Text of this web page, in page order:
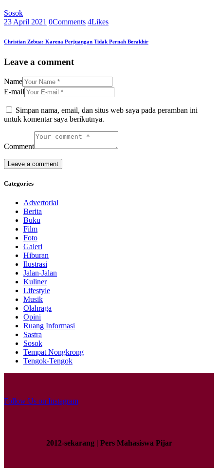
Sosok
23 April 2021 0Comments 4Likes
Christian Zebua: Karena Perjuangan Tidak Pernah Berakhir
Leave a comment
Name
E-mail
Simpan nama, email, dan situs web saya pada peramban ini
untuk komentar saya berikutnya.
Comment
Categories
Advertorial
Berita
Buku
Film
Foto
Galeri
Hiburan
Ilustrasi
Jalan-Jalan
Kuliner
Lifestyle
Musik
Olahraga
Opini
Ruang Informasi
Sastra
Sosok
Tempat Nongkrong
Tengok-Tengok
Follow Us on Instagram
2012-sekarang | Pers Mahasiswa Pijar